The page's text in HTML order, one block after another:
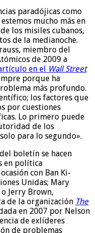
paradójicas como
estemos mucho más en
los misiles cubanos,
de la medianoche.
miembro del
de 2009 a
en el Wall Street
porque ha
más profundo.
los factores que
por cuestiones
Lo primero puede
de los
para lo segundo».
boletín se hacen
en política
con Ban Ki-
Unidas; Mary
Jerry Brown,
de la organización The
en 2007 por Nelson
de exlíderes
de problemas